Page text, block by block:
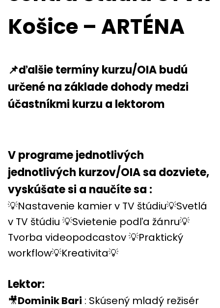
Košice – ARTÉNA
📌ďalšie termíny kurzu/OIA budú
určené na základe dohody medzi
účastníkmi kurzu a lektorom
V programe jednotlivých
jednotlivých kurzov/OIA sa dozviete,
vyskúšate si a naučíte sa :
💡Nastavenie kamier v TV štúdiu💡Svetlá
v TV štúdiu 💡Svietenie podľa žánru💡
Tvorba videopodcastov 💡Praktický
workflow💡Kreativita💡
Lektor:
🎥Dominik Bari : Skúsený mladý režisér